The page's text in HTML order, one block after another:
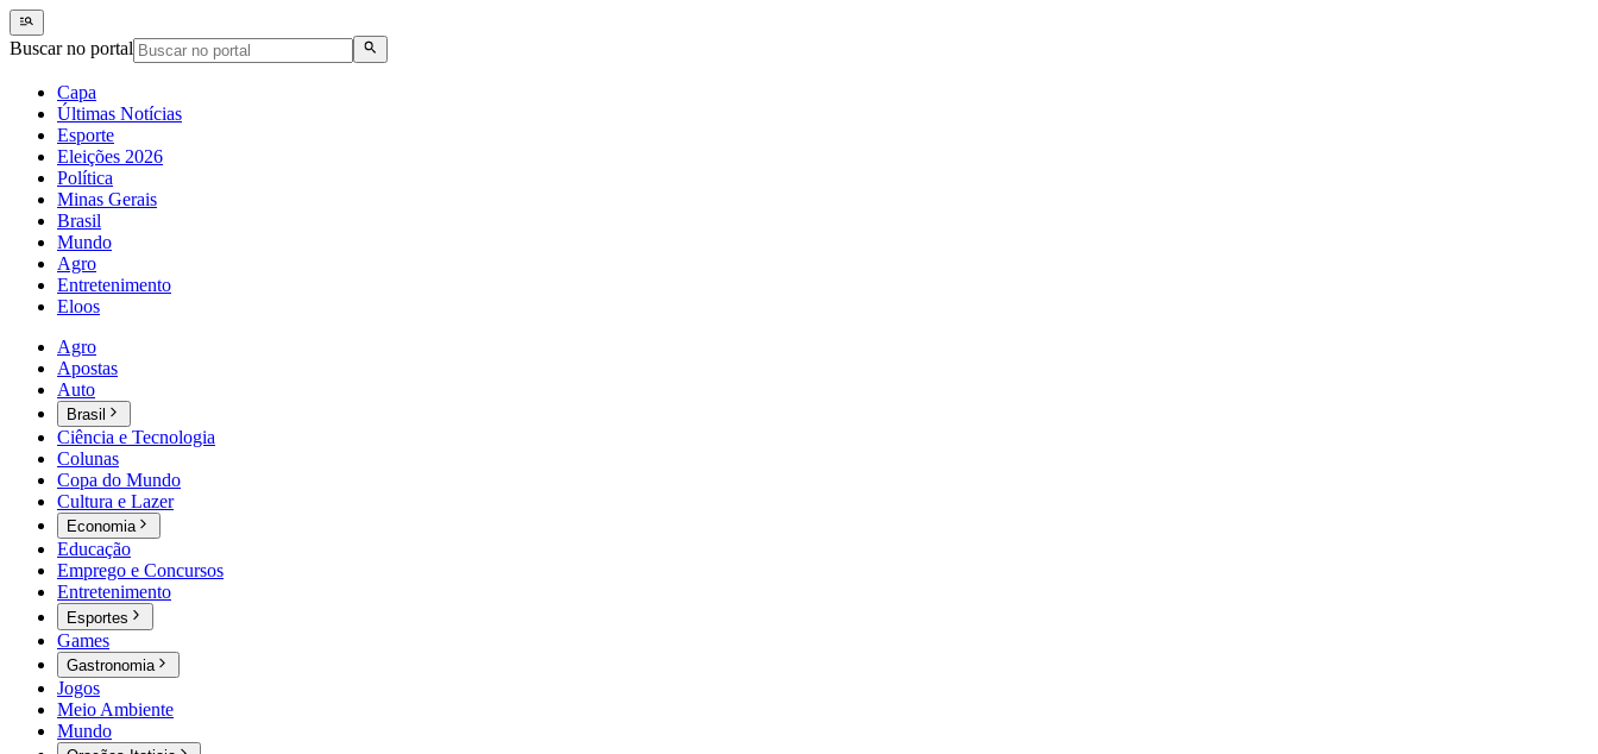
Buscar no portal
Capa
Últimas Notícias
Esporte
Eleições 2026
Política
Minas Gerais
Brasil
Mundo
Agro
Entretenimento
Eloos
Agro
Apostas
Auto
Brasil
Ciência e Tecnologia
Colunas
Copa do Mundo
Cultura e Lazer
Economia
Educação
Emprego e Concursos
Entretenimento
Esportes
Games
Gastronomia
Jogos
Meio Ambiente
Mundo